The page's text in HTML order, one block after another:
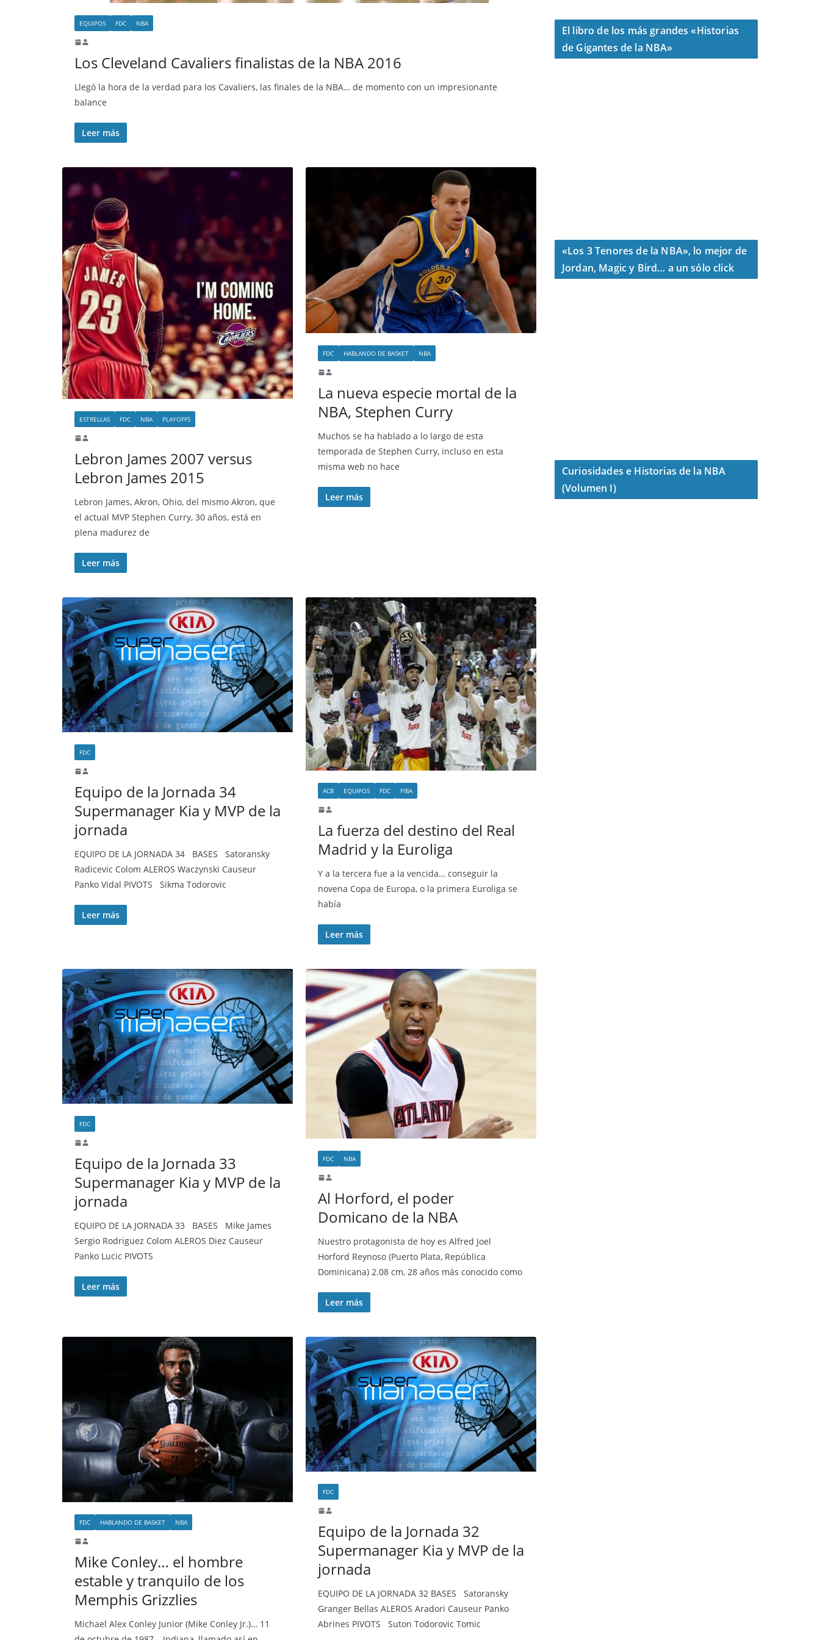
EQUIPOS FDC NBA
Los Cleveland Cavaliers finalistas de la NBA 2016
Llegó la hora de la verdad para los Cavaliers, las finales de la NBA… de momento con un impresionante
balance
Leer más
ESTRELLAS FDC NBA PLAYOFFS
Lebron James 2007 versus
Lebron James 2015
Lebron James, Akron, Ohio, del mismo Akron, que
el actual MVP Stephen Curry, 30 años, está en
plena madurez de
Leer más
FDC HABLANDO DE BASKET NBA
La nueva especie mortal de la
NBA, Stephen Curry
Muchos se ha hablado a lo largo de esta
temporada de Stephen Curry, incluso en esta
misma web no hace
Leer más
FDC
Equipo de la Jornada 34
Supermanager Kia y MVP de la
jornada
EQUIPO DE LA JORNADA 34 BASES Satoransky
Radicevic Colom ALEROS Waczynski Causeur
Panko Vidal PIVOTS Sikma Todorovic
Leer más
ACB EQUIPOS FDC FIBA
La fuerza del destino del Real
Madrid y la Euroliga
Y a la tercera fue a la vencida… conseguir la
novena Copa de Europa, o la primera Euroliga se
había
Leer más
FDC
Equipo de la Jornada 33
Supermanager Kia y MVP de la
jornada
EQUIPO DE LA JORNADA 33 BASES Mike James
Sergio Rodriguez Colom ALEROS Diez Causeur
Panko Lucic PIVOTS
Leer más
FDC NBA
Al Horford, el poder
Domicano de la NBA
Nuestro protagonista de hoy es Alfred Joel
Horford Reynoso (Puerto Plata, República
Dominicana) 2.08 cm, 28 años más conocido como
Leer más
FDC HABLANDO DE BASKET NBA
Mike Conley… el hombre
estable y tranquilo de los
Memphis Grizzlies
Michael Alex Conley Junior (Mike Conley Jr.)… 11
FDC
Equipo de la Jornada 32
Supermanager Kia y MVP de la
jornada
EQUIPO DE LA JORNADA 32 BASES Satoransky
Granger Bellas ALEROS Aradori Causeur Panko
Abrines PIVOTS Suton Todorovic Tomic
El libro de los más grandes «Historias
de Gigantes de la NBA»
«Los 3 Tenores de la NBA», lo mejor de
Jordan, Magic y Bird… a un sólo click
Curiosidades e Historias de la NBA
(Volumen I)